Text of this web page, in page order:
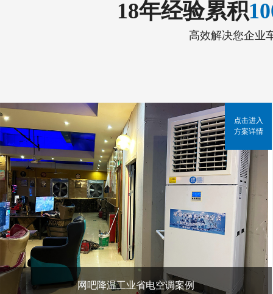
18年经验累积
高效解决您企业
网吧降温工业省电空调案例
点击进入
方案详情